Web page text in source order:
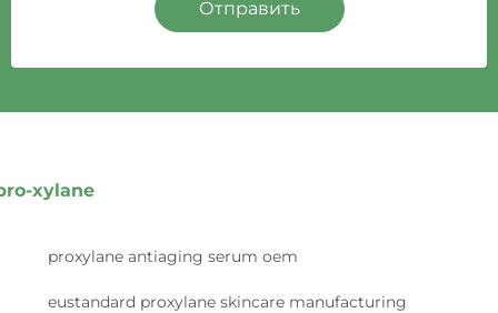
Отправить
xylane
proxylane antiaging serum oem
eustandard proxylane skincare manufacturing